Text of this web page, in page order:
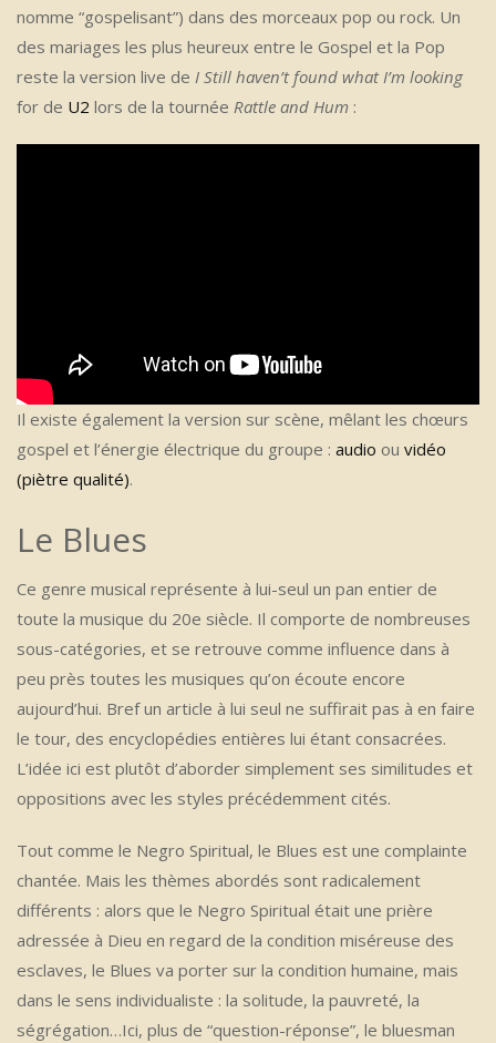
nomme “gospelisant”) dans des morceaux pop ou rock. Un
des mariages les plus heureux entre le Gospel et la Pop
reste la version live de I Still haven’t found what I’m looking
for de U2 lors de la tournée Rattle and Hum :
Il existe également la version sur scène, mêlant les chœurs
gospel et l’énergie électrique du groupe : audio ou vidéo
(piètre qualité).
Le Blues
Ce genre musical représente à lui-seul un pan entier de
toute la musique du 20e siècle. Il comporte de nombreuses
sous-catégories, et se retrouve comme influence dans à
peu près toutes les musiques qu’on écoute encore
aujourd’hui. Bref un article à lui seul ne suffirait pas à en faire
le tour, des encyclopédies entières lui étant consacrées.
L’idée ici est plutôt d’aborder simplement ses similitudes et
oppositions avec les styles précédemment cités.
Tout comme le Negro Spiritual, le Blues est une complainte
chantée. Mais les thèmes abordés sont radicalement
différents : alors que le Negro Spiritual était une prière
adressée à Dieu en regard de la condition miséreuse des
esclaves, le Blues va porter sur la condition humaine, mais
dans le sens individualiste : la solitude, la pauvreté, la
ségrégation…Ici, plus de “question-réponse”, le bluesman